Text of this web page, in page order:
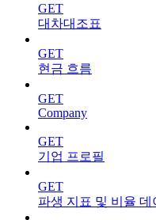
GET
대차대조표
GET
현금 흐름
GET
Company
GET
기업 프로필
GET
파생 지표 및 비율 데